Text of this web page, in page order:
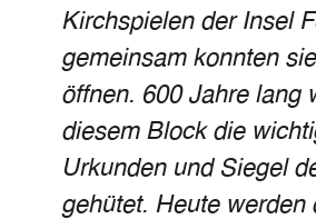
Kirchspielen der Insel
gemeinsam konnten
öffnen. 600 Jahre lang
diesem Block die
Urkunden und Siegel
gehütet. Heute werden